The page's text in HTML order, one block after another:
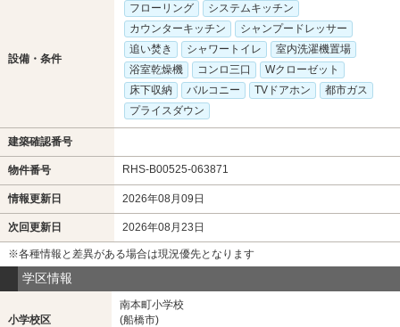
設備・条件
フローリング
システムキッチン
カウンターキッチン
シャンプードレッサー
追い焚き
シャワートイレ
室内洗濯機置場
浴室乾燥機
コンロ三口
Wクローゼット
床下収納
バルコニー TVドアホン
都市ガス
プライスダウン
建築確認番号
物件番号 RHS-B00525-063871
情報更新日 2026年08月09日
次回更新日 2026年08月23日
※各種情報と差異がある場合は現況優先となります
学区情報
小学校区
南本町小学校
(船橋市)